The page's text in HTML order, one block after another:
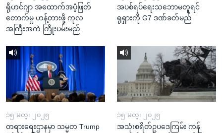
ရိုဟင်ဂျာ အထောက်အပံ့ဖြတ်
တောက်မှု ဟန့်တားဖို့ ကုလ
အကြီးအကဲ ကြိုးပမ်းမည်
အပစ်ရပ်ရေးသဘောမတူရင်
ရုရှားကို G7 ဒဏ်ခတ်မည်
၁၅ မတ္၊ ၂၀၂၅
တရားရေးဌာနမှာ သမ္မတ Trump
၁၅ မတ္၊ ၂၀၂၅
အသုံးစရိတ်ဥပဒေကြမ်း ကန်